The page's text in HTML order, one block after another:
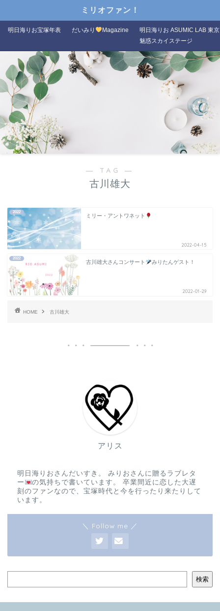
ミリオファン！
明日海りお宝塚年表 だいみり Magazine
明日海りお ASUMIC LAB 東京
魅惑スカイステージ
― TAG ―
古川雄大
2022
ミリー・アントワネット
2022-04-15
2022
古川雄大さんコンサート みりたんゲスト！
2022-01-29
HOME 古川雄大
アリス
明日海りおさんだいすき。 みりおさんに贈るラブレタ
ー
の気持ちで書いています。 卒業間近に恋した大遅
刻のファンなので、宝塚時代と今を行ったり来たりして
います。
＼ Follow me ／
検索